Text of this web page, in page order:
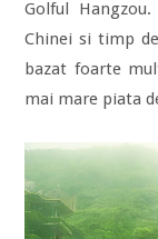
Golful
Chinei si timp
bazat foarte
mai mare piata